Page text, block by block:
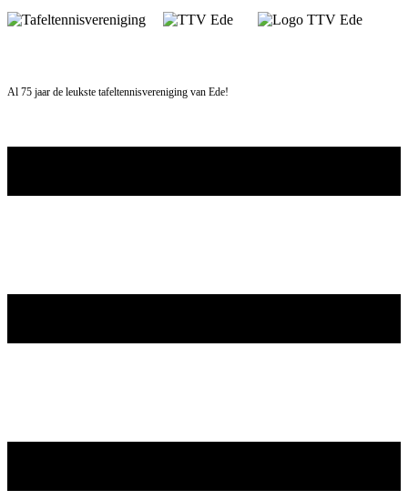
Skip
to
Al 75 jaar de leukste tafeltennisvereniging van Ede!